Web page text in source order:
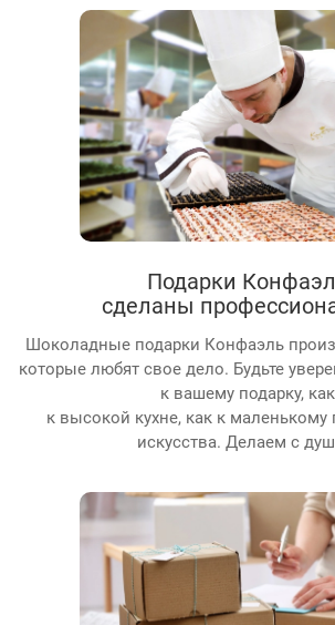
Подарки
сделаны
Шоколадные подарки Конфаэль
которые любят свое дело. Будьте
к вашему подарку, как
к высокой кухне, как к
искусства. Делаем с